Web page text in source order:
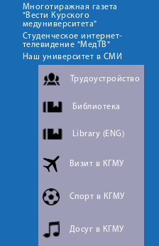
Многотиражная газета
"Вести Курского
медуниверситета"
Студенческое интернет-
телевидение "МедТВ"
Наш университет в СМИ
Трудоустройство
Библиотека
Library (ENG)
Визит в КГМУ
Спорт в КГМУ
Досуг в КГМУ